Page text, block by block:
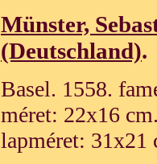
Münster,
(Deutschland).
Basel. 1558.
méret: 22x16
lapméret: 31x21